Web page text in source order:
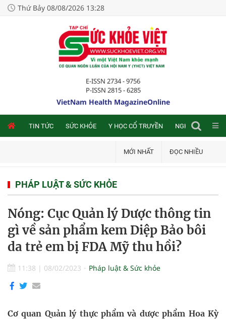
Thứ Bảy 08/08/2026 13:28
E-ISSN 2734 - 9756
P-ISSN 2815 - 6285
VietNam Health MagazineOnline
TIN TỨC SỨC KHỎE Y HỌC CỔ TRUYỀN NGHIÊN CỨU
MỚI NHẤT ĐỌC NHIỀU
PHÁP LUẬT & SỨC KHỎE
Nóng: Cục Quản lý Dược thông tin
gì về sản phẩm kem Diệp Bảo bôi
da trẻ em bị FDA Mỹ thu hồi?
11:38 | 08/02/2023 Pháp luật & Sức khỏe
Cơ quan Quản lý thực phẩm và dược phẩm Hoa Kỳ